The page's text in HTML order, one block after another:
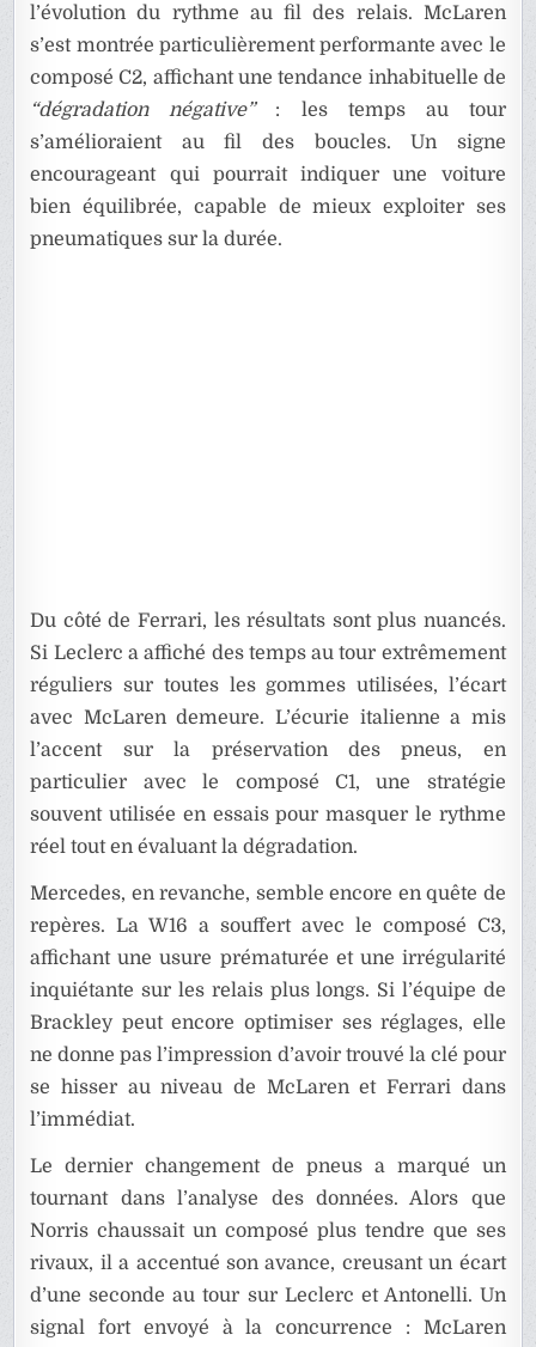
l’évolution du rythme au fil des relais. McLaren
s’est montrée particulièrement performante avec le
composé C2, affichant une tendance inhabituelle de
“dégradation négative”: les temps au tour
s’amélioraient au fil des boucles. Un signe
encourageant qui pourrait indiquer une voiture
bien équilibrée, capable de mieux exploiter ses
pneumatiques sur la durée.
Du côté de Ferrari, les résultats sont plus nuancés.
Si Leclerc a affiché des temps au tour extrêmement
réguliers sur toutes les gommes utilisées, l’écart
avec McLaren demeure. L’écurie italienne a mis
l’accent sur la préservation des pneus, en
particulier avec le composé C1, une stratégie
souvent utilisée en essais pour masquer le rythme
réel tout en évaluant la dégradation.
Mercedes, en revanche, semble encore en quête de
repères. La W16 a souffert avec le composé C3,
affichant une usure prématurée et une irrégularité
inquiétante sur les relais plus longs. Si l’équipe de
Brackley peut encore optimiser ses réglages, elle
ne donne pas l’impression d’avoir trouvé la clé pour
se hisser au niveau de McLaren et Ferrari dans
l’immédiat.
Le dernier changement de pneus a marqué un
tournant dans l’analyse des données. Alors que
Norris chaussait un composé plus tendre que ses
rivaux, il a accentué son avance, creusant un écart
d’une seconde au tour sur Leclerc et Antonelli. Un
signal fort envoyé à la concurrence : McLaren